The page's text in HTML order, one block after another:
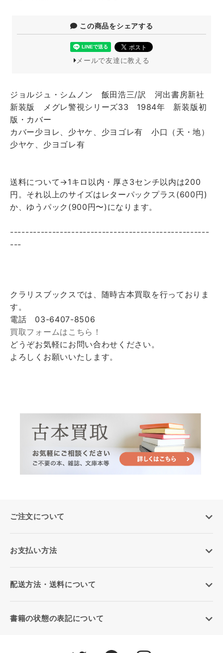
この商品をシェアする
メールで友達に教える
ジョルジュ・シムノン 飯田浩三/訳 河出書房新社
新装版 メグレ警視シリーズ33 1984年 新装版初
版・カバー
カバー少ヨレ、少ヤケ、少ヨゴレ有 小口（天・地）
少ヤケ、少ヨゴレ有
送料について→1キロ以内・厚さ3センチ以内は200
円。それ以上のサイズはレターパックプラス(600円)
か、ゆうパック(900円〜)になります。
----------------------------------------------------
---
クラリスブックスでは、随時古本買取を行っておりま
す。
電話 03-6407-8506
買取フォームはこちら！
どうぞお気軽にお問い合わせください。
よろしくお願いいたします。
ご注文について
お支払い方法
配送方法・送料について
書籍の状態の表記について